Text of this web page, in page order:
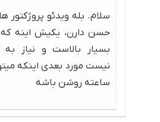
سلام. بله ویدئو پروژکتور
حسن دارن، یکیش اینه
بسیار بالاست و نیاز
ساعته روشن باشه